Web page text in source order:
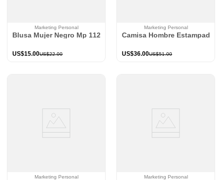
Marketing Personal
Blusa Mujer Negro Mp 112246
US$22.00
US$15.00
Marketing Personal
Camisa Hombre Estampado
US$51.00
US$36.00
Marketing Personal Marketing Personal